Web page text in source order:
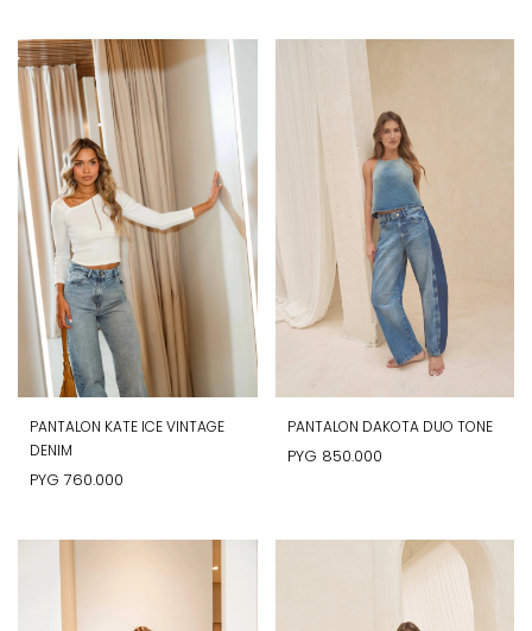
PANTALON KATE ICE VINTAGE
DENIM
PYG 760.000
PANTALON DAKOTA DUO TONE
PYG 850.000